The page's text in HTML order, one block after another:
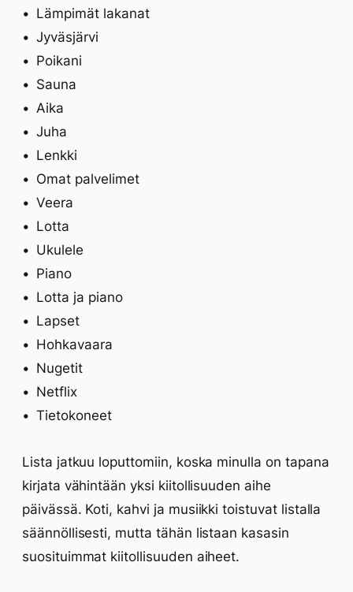
Lämpimät lakanat
Jyväsjärvi
Poikani
Sauna
Aika
Juha
Lenkki
Omat palvelimet
Veera
Lotta
Ukulele
Piano
Lotta ja piano
Lapset
Hohkavaara
Nugetit
Netflix
Tietokoneet
Lista jatkuu loputtomiin, koska minulla on tapana
kirjata vähintään yksi kiitollisuuden aihe
päivässä. Koti, kahvi ja musiikki toistuvat listalla
säännöllisesti, mutta tähän listaan kasasin
suosituimmat kiitollisuuden aiheet.